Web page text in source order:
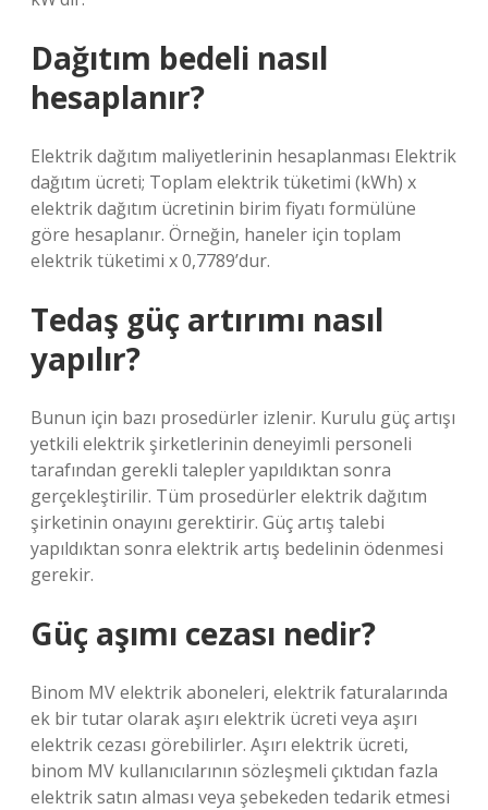
Dağıtım bedeli nasıl
hesaplanır?
Elektrik dağıtım maliyetlerinin hesaplanması Elektrik
dağıtım ücreti; Toplam elektrik tüketimi (kWh) x
elektrik dağıtım ücretinin birim fiyatı formülüne
göre hesaplanır. Örneğin, haneler için toplam
elektrik tüketimi x 0,7789’dur.
Tedaş güç artırımı nasıl
yapılır?
Bunun için bazı prosedürler izlenir. Kurulu güç artışı
yetkili elektrik şirketlerinin deneyimli personeli
tarafından gerekli talepler yapıldıktan sonra
gerçekleştirilir. Tüm prosedürler elektrik dağıtım
şirketinin onayını gerektirir. Güç artış talebi
yapıldıktan sonra elektrik artış bedelinin ödenmesi
gerekir.
Güç aşımı cezası nedir?
Binom MV elektrik aboneleri, elektrik faturalarında
ek bir tutar olarak aşırı elektrik ücreti veya aşırı
elektrik cezası görebilirler. Aşırı elektrik ücreti,
binom MV kullanıcılarının sözleşmeli çıktıdan fazla
elektrik satın alması veya şebekeden tedarik etmesi